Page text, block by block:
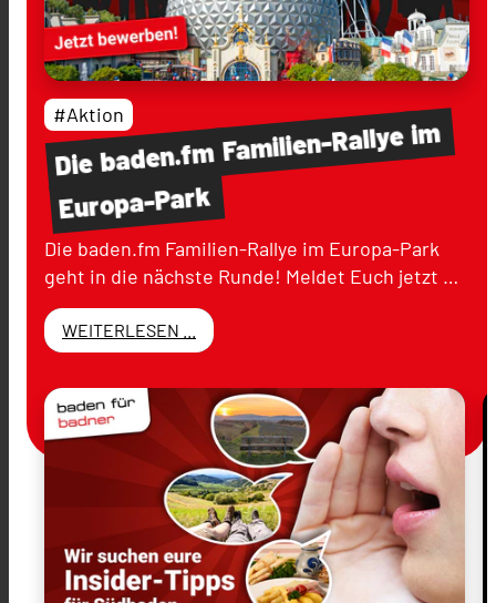
Diebaden.fmFamilien-Rallyeim
Europa-Park
#Aktion
Die baden.fm Familien-Rallye im Europa-Park
geht in die nächste Runde! Meldet Euch jetzt …
WEITERLESEN ...